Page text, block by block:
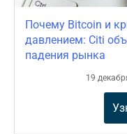
Почему Bitcoin и
давлением: Citi
падения рынка
19